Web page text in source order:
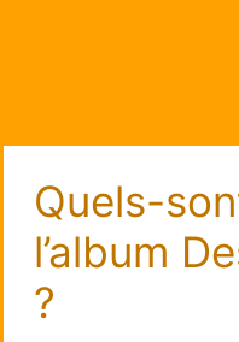
Quels-
l’album
?